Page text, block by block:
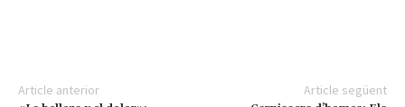
Article anterior Article següent